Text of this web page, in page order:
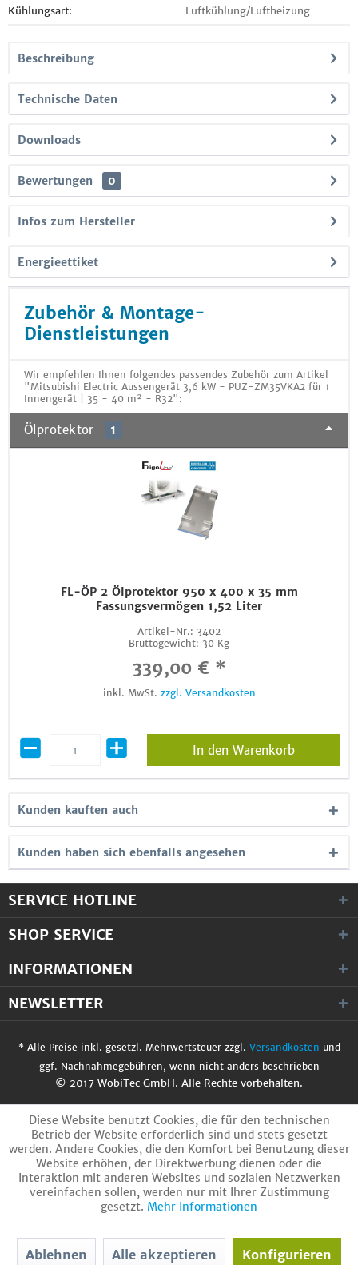
Kühlungsart: Luftkühlung/Luftheizung
Beschreibung
Technische Daten
Downloads
Bewertungen 0
Infos zum Hersteller
Energieettiket
Zubehör & Montage-
Dienstleistungen
Wir empfehlen Ihnen folgendes passendes Zubehör zum Artikel
"Mitsubishi Electric Aussengerät 3,6 kW - PUZ-ZM35VKA2 für 1
Innengerät | 35 - 40 m² - R32":
Ölprotektor 1
FL-ÖP 2 Ölprotektor 950 x 400 x 35 mm
Fassungsvermögen 1,52 Liter
Artikel-Nr.: 3402
Bruttogewicht: 30 Kg
339,00 € *
inkl. MwSt. zzgl. Versandkosten
In den Warenkorb
Kunden kauften auch
Kunden haben sich ebenfalls angesehen
SERVICE HOTLINE
SHOP SERVICE
INFORMATIONEN
NEWSLETTER
* Alle Preise inkl. gesetzl. Mehrwertsteuer zzgl. Versandkosten und
ggf. Nachnahmegebühren, wenn nicht anders beschrieben
© 2017 WobiTec GmbH. Alle Rechte vorbehalten.
Diese Website benutzt Cookies, die für den technischen
Betrieb der Website erforderlich sind und stets gesetzt
werden. Andere Cookies, die den Komfort bei Benutzung dieser
Website erhöhen, der Direktwerbung dienen oder die
Interaktion mit anderen Websites und sozialen Netzwerken
vereinfachen sollen, werden nur mit Ihrer Zustimmung
gesetzt. Mehr Informationen
Ablehnen Alle akzeptieren Konfigurieren